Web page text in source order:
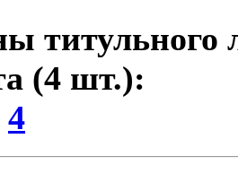
титульного
(4 шт.):
4